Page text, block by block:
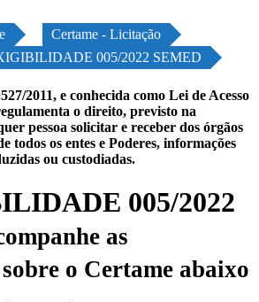
Certame - Licitação
005/2022 SEMED
2011, e conhecida como Lei de Acesso
o direito, previsto na
pessoa solicitar e receber dos órgãos
todos os entes e Poderes, informações
ou custodiadas.
005/2022
as
o Certame abaixo